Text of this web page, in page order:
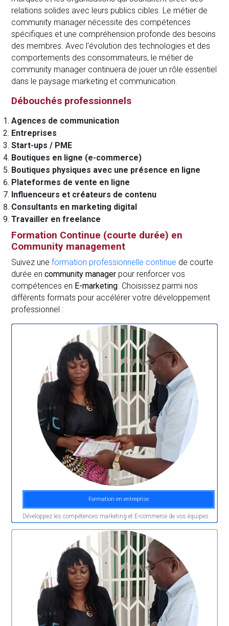
relations solides avec leurs publics cibles. Le métier de
community manager nécessite des compétences
spécifiques et une compréhension profonde des besoins
des membres. Avec l'évolution des technologies et des
comportements des consommateurs, le métier de
community manager continuera de jouer un rôle essentiel
dans le paysage marketing et communication.
Débouchés professionnels
Agences de communication
Entreprises
Start-ups / PME
Boutiques en ligne (e-commerce)
Boutiques physiques avec une présence en ligne
Plateformes de vente en ligne
Influenceurs et créateurs de contenu
Consultants en marketing digital
Travailler en freelance
Formation Continue (courte durée) en
Community management
Suivez une formation professionnelle continue de courte
durée en community manager pour renforcer vos
compétences en E-marketing. Choisissez parmi nos
différents formats pour accélérer votre développement
professionnel :
Formation en entreprise
Développez les compétences marketing et E-commerce de vos équipes.